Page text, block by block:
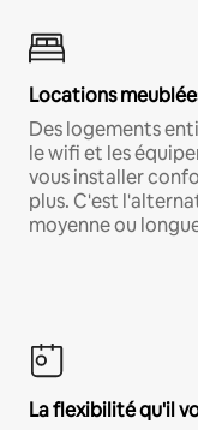
Locations
Des logements
le wifi et les
vous installer
plus. C'est
moyenne ou
La flexibilité qu'il